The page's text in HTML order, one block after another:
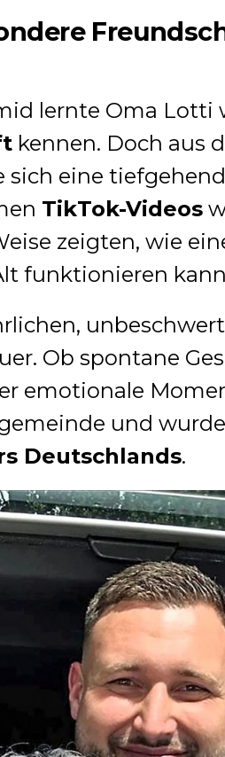
lernte Oma Lotti
kennen. Doch aus
sich eine
TikTok-Videos
zeigten, wie
funktionieren
Ob spontane
emotionale
und
Deutschlands.